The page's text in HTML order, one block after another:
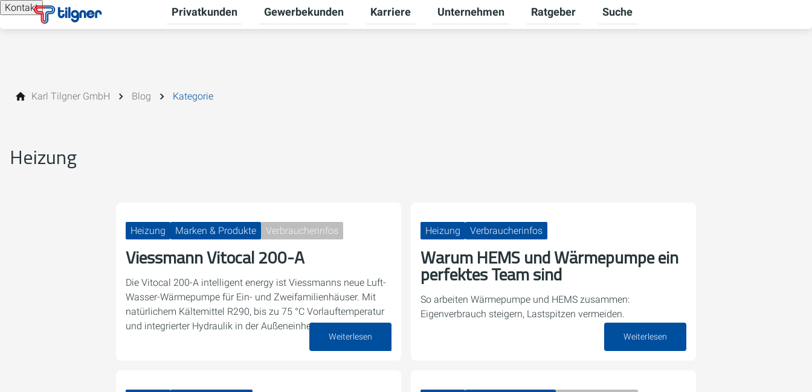
Kontakt Privatkunden
Untermenü für Privatkunden umschalten
Gewerbekunden
Untermenü für Gewerbekunden umschalten
Karriere
Untermenü für Karriere umschalten
Unternehmen
Untermenü für Unternehmen umschalten
Ratgeber
Untermenü für Ratgeber umschalten
Suche
Karl Tilgner GmbH Blog Kategorie
Heizung
Heizung Marken & Produkte Verbraucherinfos
Viessmann Vitocal 200-A
Die Vitocal 200-A intelligent energy ist Viessmanns neue Luft-
Wasser-Wärmepumpe für Ein- und Zweifamilienhäuser. Mit
natürlichem Kältemittel R290, bis zu 75 °C Vorlauftemperatur
und integrierter Hydraulik in der Außeneinheit.
Weiterlesen
Heizung Verbraucherinfos
Warum HEMS und Wärmepumpe ein
perfektes Team sind
So arbeiten Wärmepumpe und HEMS zusammen:
Eigenverbrauch steigern, Lastspitzen vermeiden.
30. März 2026
Weiterlesen